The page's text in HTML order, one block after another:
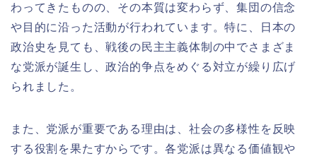
わってきたものの、その本質は変わらず、集団の信念
や目的に沿った活動が行われています。特に、日本の
政治史を見ても、戦後の民主主義体制の中でさまざま
な党派が誕生し、政治的争点をめぐる対立が繰り広げ
られました。
また、党派が重要である理由は、社会の多様性を反映
する役割を果たすからです。各党派は異なる価値観や